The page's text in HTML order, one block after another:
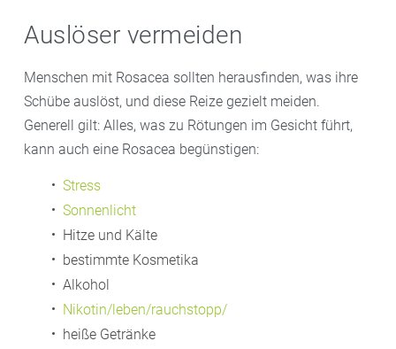
Auslöser vermeiden
Menschen mit Rosacea sollten herausfinden, was ihre
Schübe auslöst, und diese Reize gezielt meiden.
Generell gilt: Alles, was zu Rötungen im Gesicht führt,
kann auch eine Rosacea begünstigen:
Stress
Sonnenlicht
Hitze und Kälte
bestimmte Kosmetika
Alkohol
Nikotin/leben/rauchstopp/
heiße Getränke